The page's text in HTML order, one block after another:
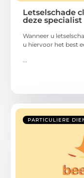
Letselschade
deze specialist
Wanneer u
u hiervoor het best
...
PARTICULIERE